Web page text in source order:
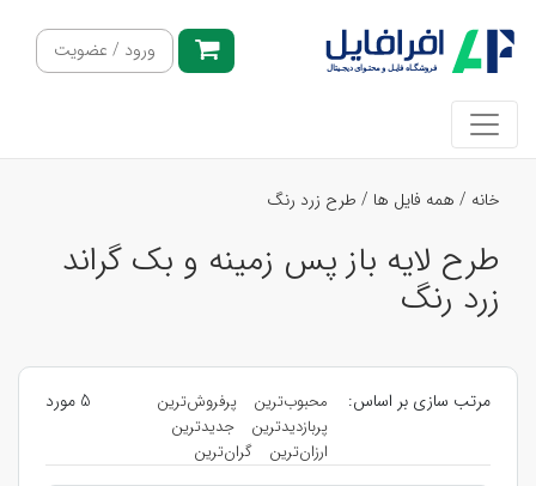
ورود / عضویت
خانه / همه فایل ها / طرح زرد رنگ
طرح لایه باز پس زمینه و بک گراند
زرد رنگ
مرتب سازی بر اساس: محبوب‌ترین
پرفروش‌ترین
پربازدیدترین
جدیدترین
ارزان‌ترین
گران‌ترین
5 مورد